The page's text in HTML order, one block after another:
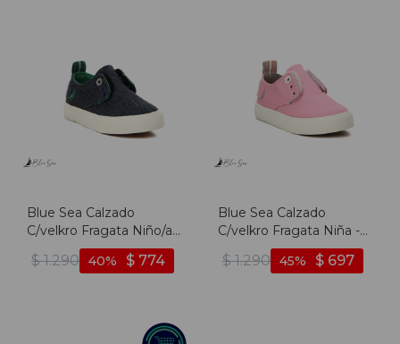
Blue Sea Calzado
C/velkro Fragata Niño/a -
Azul - Azul
$ 1.290 $ 774
40
Blue Sea Calzado
C/velkro Fragata Niña -
Rosado - Rosado
$ 1.290 $ 697
45